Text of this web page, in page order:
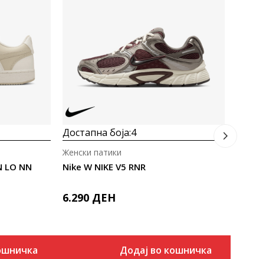
LO NN
Достапна боја:4
Nike W NIKE V5 RNR
Женски патики
6.290 ДЕН
Додај во кошничка